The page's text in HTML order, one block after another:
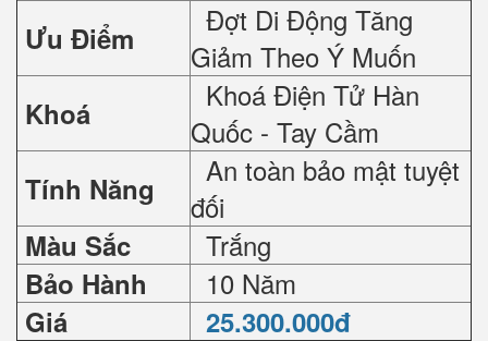
Ưu Điểm
Đợt Di Động Tăng
Giảm Theo Ý Muốn
Khoá
Khoá Điện Tử Hàn
Quốc - Tay Cầm
Tính Năng
An toàn bảo mật tuyệt
đối
Màu Sắc Trắng
Bảo Hành 10 Năm
Giá 25.300.000đ